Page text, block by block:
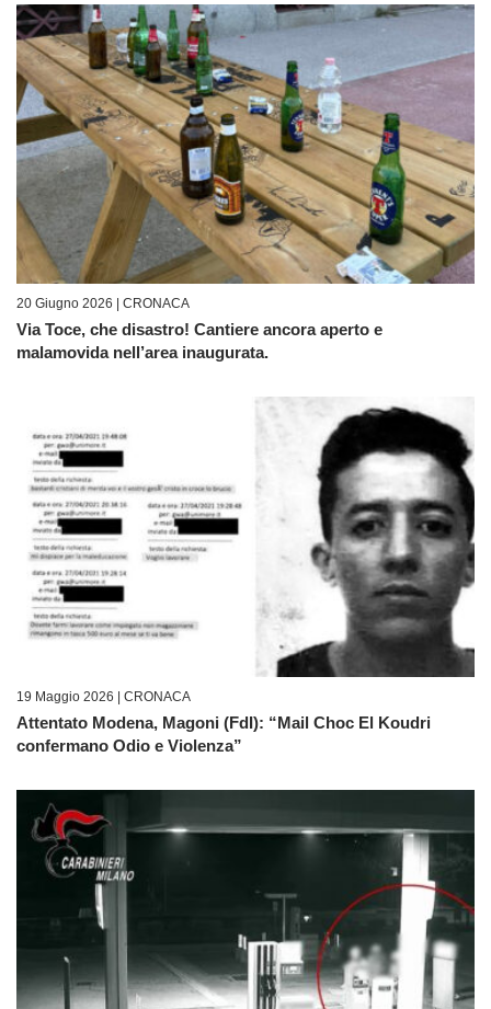
20 Giugno 2026 | CRONACA
Via Toce, che disastro! Cantiere ancora aperto e
malamovida nell’area inaugurata.
19 Maggio 2026 | CRONACA
Attentato Modena, Magoni (FdI): “Mail Choc El Koudri
confermano Odio e Violenza”